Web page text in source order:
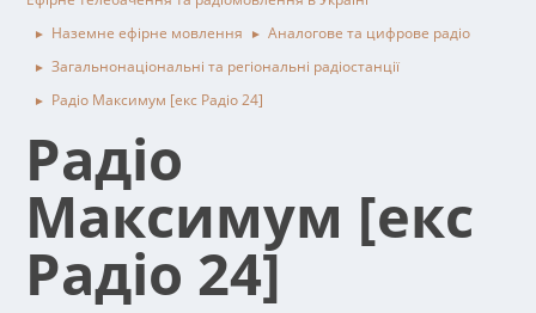
► Наземне ефірне мовлення ► Аналогове та цифрове радіо
► Загальнонаціональні та регіональні радіостанції
► Радіо Максимум [екс Радіо 24]
Радіо
Максимум [екс
Радіо 24]